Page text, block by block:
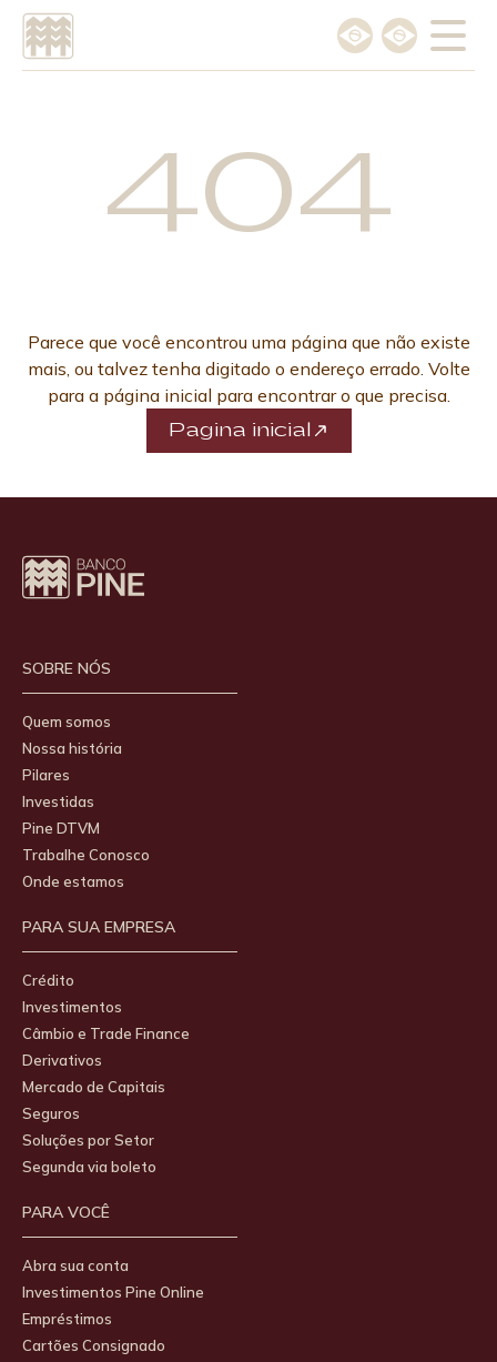
Escolha o idioma
Português
English
404
Parece que você encontrou uma página que não existe
mais, ou talvez tenha digitado o endereço errado. Volte
para a página inicial para encontrar o que precisa.
Pagina inicial
SOBRE NÓS
Quem somos
Nossa história
Pilares
Investidas
Pine DTVM
Trabalhe Conosco
Onde estamos
PARA SUA EMPRESA
Crédito
Investimentos
Câmbio e Trade Finance
Derivativos
Mercado de Capitais
Seguros
Soluções por Setor
Segunda via boleto
PARA VOCÊ
Abra sua conta
Investimentos Pine Online
Empréstimos
Cartões Consignado